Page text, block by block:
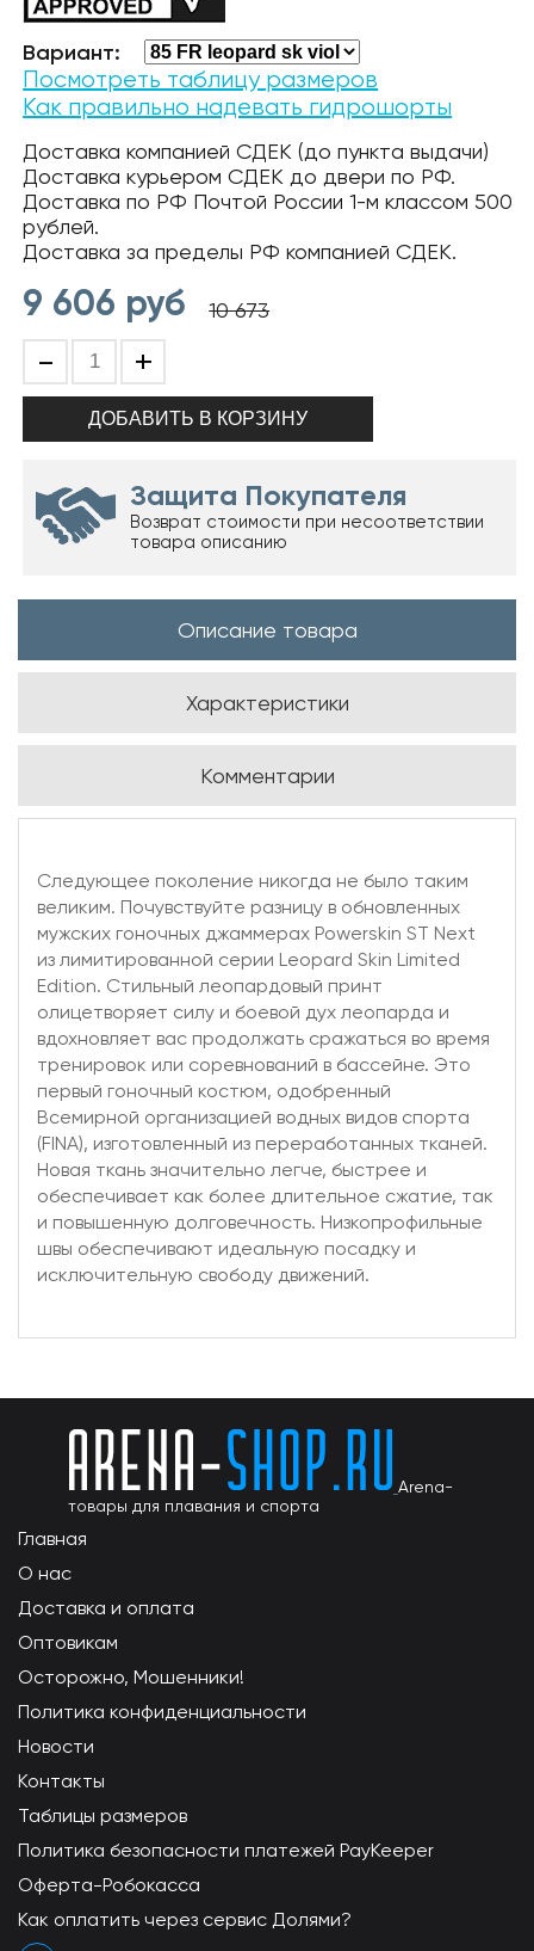
Вариант:
Посмотреть таблицу размеров
Как правильно надевать гидрошорты
Доставка компанией СДЕК (до пункта выдачи)
Доставка курьером СДЕК до двери по РФ.
Доставка по РФ Почтой России 1-м классом 500
рублей.
Доставка за пределы РФ компанией СДЕК.
9 606 руб 10 673
- +
Защита Покупателя
Возврат стоимости при несоответствии
товара описанию
Описание товара
Характеристики
Комментарии
Следующее поколение никогда не было таким
великим. Почувствуйте разницу в обновленных
мужских гоночных джаммерах Powerskin ST Next
из лимитированной серии Leopard Skin Limited
Edition. Стильный леопардовый принт
олицетворяет силу и боевой дух леопарда и
вдохновляет вас продолжать сражаться во время
тренировок или соревнований в бассейне. Это
первый гоночный костюм, одобренный
Всемирной организацией водных видов спорта
(FINA), изготовленный из переработанных тканей.
Новая ткань значительно легче, быстрее и
обеспечивает как более длительное сжатие, так
и повышенную долговечность. Низкопрофильные
швы обеспечивают идеальную посадку и
исключительную свободу движений.
Arena-
товары для плавания и спорта
Главная
О нас
Доставка и оплата
Оптовикам
Осторожно, Мошенники!
Политика конфиденциальности
Новости
Контакты
Таблицы размеров
Политика безопасности платежей PayKeeper
Оферта-Робокасса
Как оплатить через сервис Долями?